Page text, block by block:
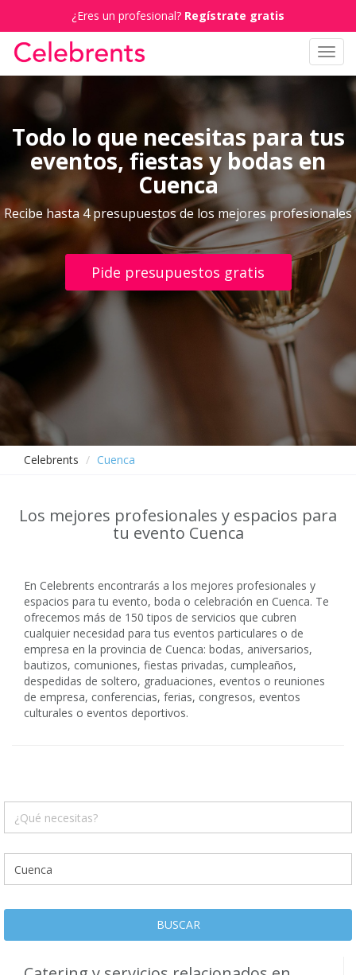
¿Eres un profesional? Regístrate gratis
Todo lo que necesitas para tus
eventos, fiestas y bodas en
Cuenca
Recibe hasta 4 presupuestos de los mejores profesionales
Pide presupuestos gratis
Celebrents Cuenca
Los mejores profesionales y espacios para
tu evento Cuenca
En Celebrents encontrarás a los mejores profesionales y
espacios para tu evento, boda o celebración en Cuenca. Te
ofrecemos más de 150 tipos de servicios que cubren
cualquier necesidad para tus eventos particulares o de
empresa en la provincia de Cuenca: bodas, aniversarios,
bautizos, comuniones, fiestas privadas, cumpleaños,
despedidas de soltero, graduaciones, eventos o reuniones
de empresa, conferencias, ferias, congresos, eventos
culturales o eventos deportivos.
BUSCAR